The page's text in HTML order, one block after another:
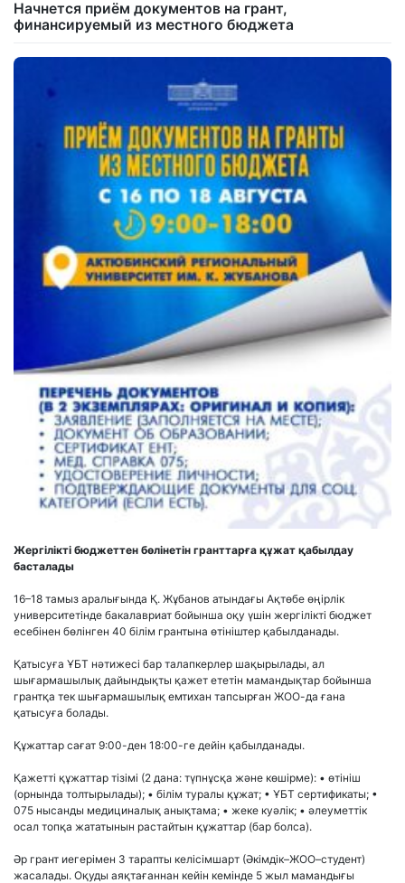
Начнется приём документов на грант,
финансируемый из местного бюджета
Жергілікті бюджеттен бөлінетін гранттарға құжат қабылдау
басталады
16–18 тамыз аралығында Қ. Жұбанов атындағы Ақтөбе өңірлік
университетінде бакалавриат бойынша оқу үшін жергілікті бюджет
есебінен бөлінген 40 білім грантына өтініштер қабылданады.
Қатысуға ҰБТ нәтижесі бар талапкерлер шақырылады, ал
шығармашылық дайындықты қажет ететін мамандықтар бойынша
грантқа тек шығармашылық емтихан тапсырған ЖОО-да ғана
қатысуға болады.
Құжаттар сағат 9:00-ден 18:00-ге дейін қабылданады.
Қажетті құжаттар тізімі (2 дана: түпнұсқа және көшірме): • өтініш
(орнында толтырылады); • білім туралы құжат; • ҰБТ сертификаты; •
075 нысанды медициналық анықтама; • жеке куәлік; • әлеуметтік
осал топқа жататынын растайтын құжаттар (бар болса).
Әр грант иегерімен 3 тарапты келісімшарт (Әкімдік–ЖОО–студент)
жасалады. Оқуды аяқтағаннан кейін кемінде 5 жыл мамандығы